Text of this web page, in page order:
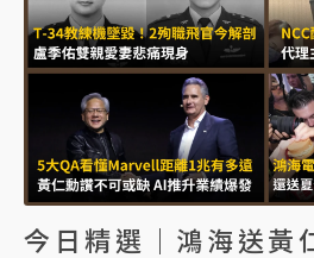
今日精選｜鴻海送黃